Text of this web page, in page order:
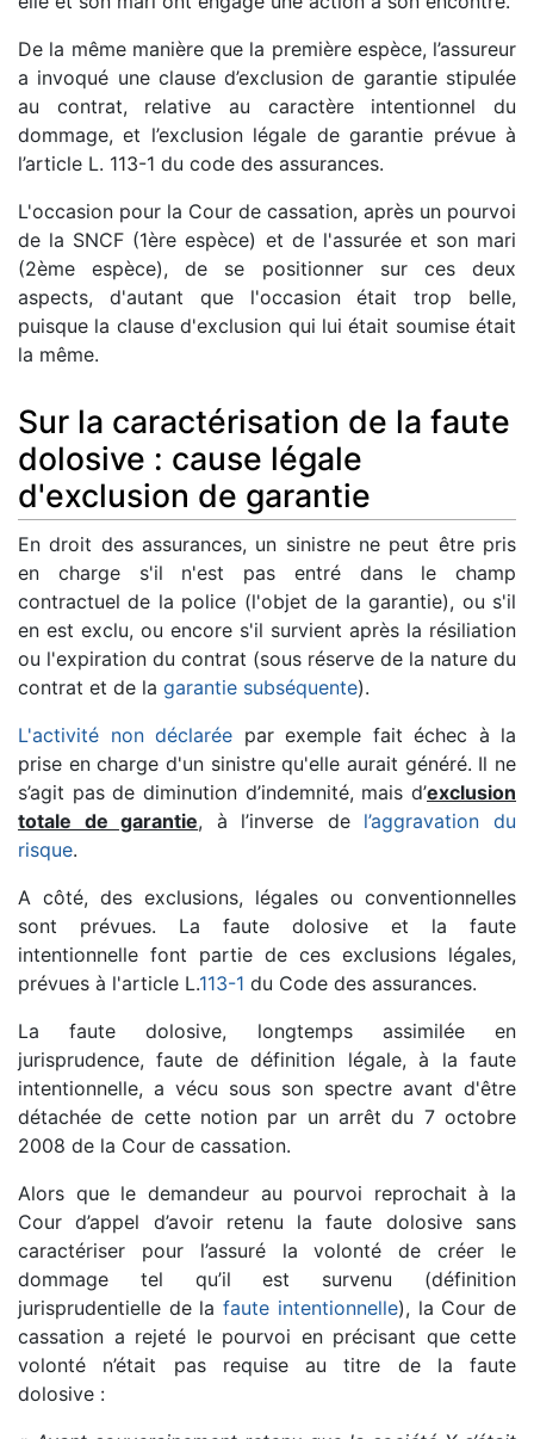
De la même manière que la première espèce, l’assureur
a invoqué une clause d’exclusion de garantie stipulée
au contrat, relative au caractère intentionnel du
dommage, et l’exclusion légale de garantie prévue à
l’article L. 113-1 du code des assurances.
L'occasion pour la Cour de cassation, après un pourvoi
de la SNCF (1ère espèce) et de l'assurée et son mari
(2ème espèce), de se positionner sur ces deux
aspects, d'autant que l'occasion était trop belle,
puisque la clause d'exclusion qui lui était soumise était
la même.
Sur la caractérisation de la faute
dolosive : cause légale
d'exclusion de garantie
En droit des assurances, un sinistre ne peut être pris
en charge s'il n'est pas entré dans le champ
contractuel de la police (l'objet de la garantie), ou s'il
en est exclu, ou encore s'il survient après la résiliation
ou l'expiration du contrat (sous réserve de la nature du
contrat et de la garantie subséquente).
L'activité non déclarée par exemple fait échec à la
prise en charge d'un sinistre qu'elle aurait généré. Il ne
s’agit pas de diminution d’indemnité, mais d’exclusion
totale de garantie, à l’inverse de l’aggravation du
risque.
A côté, des exclusions, légales ou conventionnelles
sont prévues. La faute dolosive et la faute
intentionnelle font partie de ces exclusions légales,
prévues à l'article L.113-1 du Code des assurances.
La faute dolosive, longtemps assimilée en
jurisprudence, faute de définition légale, à la faute
intentionnelle, a vécu sous son spectre avant d'être
détachée de cette notion par un arrêt du 7 octobre
2008 de la Cour de cassation.
Alors que le demandeur au pourvoi reprochait à la
Cour d’appel d’avoir retenu la faute dolosive sans
caractériser pour l’assuré la volonté de créer le
dommage tel qu’il est survenu (définition
jurisprudentielle de lafaute intentionnelle), la Cour de
cassation a rejeté le pourvoi en précisant que cette
volonté n’était pas requise au titre de la faute
dolosive :